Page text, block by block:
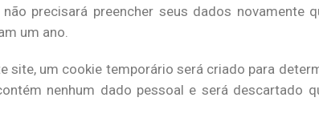
precisará preencher seus dados novamente
um ano.
site, um cookie temporário será criado para
nenhum dado pessoal e será descartado